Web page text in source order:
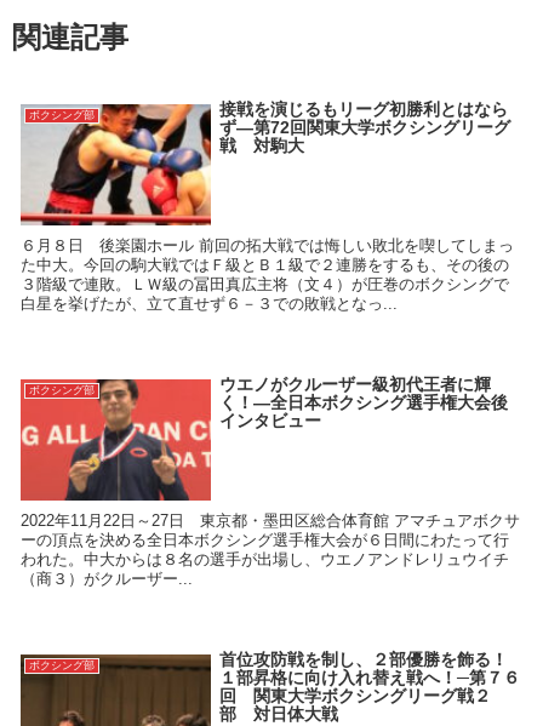
関連記事
ボクシング部
接戦を演じるもリーグ初勝利とはなら
ず―第72回関東大学ボクシングリーグ
戦 対駒大
６月８日 後楽園ホール 前回の拓大戦では悔しい敗北を喫してしまっ
た中大。今回の駒大戦ではＦ級とＢ１級で２連勝をするも、その後の
３階級で連敗。ＬＷ級の冨田真広主将（文４）が圧巻のボクシングで
白星を挙げたが、立て直せず６－３での敗戦となっ...
ボクシング部
ウエノがクルーザー級初代王者に輝
く！―全日本ボクシング選手権大会後
インタビュー
2022年11月22日～27日 東京都・墨田区総合体育館 アマチュアボクサ
ーの頂点を決める全日本ボクシング選手権大会が６日間にわたって行
われた。中大からは８名の選手が出場し、ウエノアンドレリュウイチ
（商３）がクルーザー...
ボクシング部
首位攻防戦を制し、２部優勝を飾る！
１部昇格に向け入れ替え戦へ！─第７６
回 関東大学ボクシングリーグ戦２
部 対日体大戦